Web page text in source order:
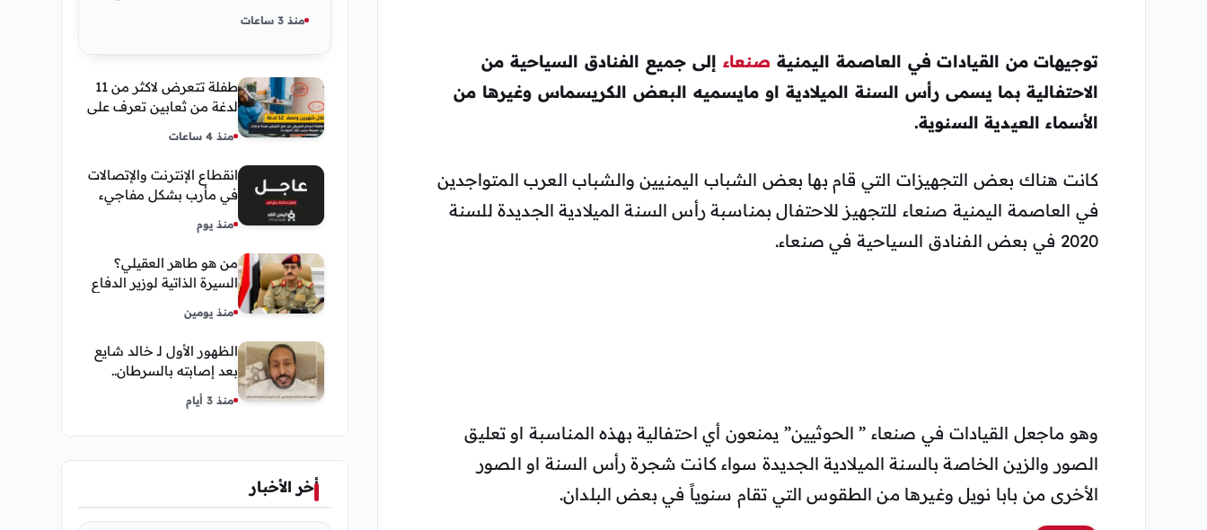
توجيهات من القيادات في العاصمة اليمنية صنعاء إلى جميع الفنادق السياحية من
الاحتفالية بما يسمى رأس السنة الميلادية او مايسميه البعض الكريسماس وغيرها من
الأسماء العيدية السنوية.
كانت هناك بعض التجهيزات التي قام بها بعض الشباب اليمنيين والشباب العرب المتواجدين
في العاصمة اليمنية صنعاء للتجهيز للاحتفال بمناسبة رأس السنة الميلادية الجديدة للسنة
2020 في بعض الفنادق السياحية في صنعاء.
وهو ماجعل القيادات في صنعاء ” الحوثيين” يمنعون أي احتفالية بهذه المناسبة او تعليق
الصور والزين الخاصة بالسنة الميلادية الجديدة سواء كانت شجرة رأس السنة او الصور
الأخرى من بابا نويل وغيرها من الطقوس التي تقام سنوياً في بعض البلدان.
الحديدة
منذ 3 ساعات
طفلة تتعرض لاكثر من 11
لدغة من ثعابين تعرف على
العريقي
منذ 4 ساعات
انقطاع الإنترنت والإتصالات
في مأرب بشكل مفاجيء
منذ يوم
من هو طاهر العقيلي؟
السيرة الذاتية لوزير الدفاع
مناصبه
منذ يومين
الظهور الأول لـ خالد شايع
بعد إصابته بالسرطان..
يكشف تفاصيل مؤثرة عن
رحلة العلاج
منذ 3 أيام
أخر الأخبار